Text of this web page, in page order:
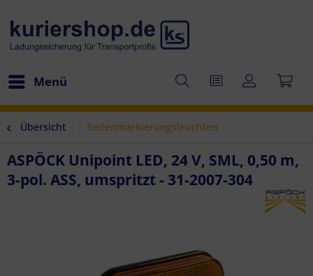
Menü
Übersicht Seitenmarkierungsleuchten
ASPÖCK Unipoint LED, 24 V, SML, 0,50 m,
3-pol. ASS, umspritzt - 31-2007-304